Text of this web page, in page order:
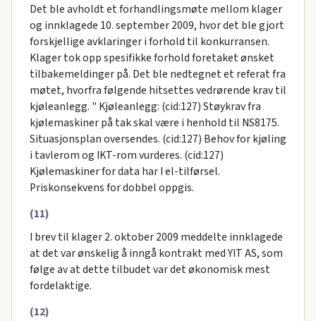
Det ble avholdt et forhandlingsmøte mellom klager
og innklagede 10. september 2009, hvor det ble gjort
forskjellige avklaringer i forhold til konkurransen.
Klager tok opp spesifikke forhold foretaket ønsket
tilbakemeldinger på. Det ble nedtegnet et referat fra
møtet, hvorfra følgende hitsettes vedrørende krav til
kjøleanlegg. " Kjøleanlegg: (cid:127) Støykrav fra
kjølemaskiner på tak skal være i henhold til NS8175.
Situasjonsplan oversendes. (cid:127) Behov for kjøling
i tavlerom og IKT-rom vurderes. (cid:127)
Kjølemaskiner for data har I el-tilførsel.
Priskonsekvens for dobbel oppgis.
(11)
I brev til klager 2. oktober 2009 meddelte innklagede
at det var ønskelig å inngå kontrakt med YIT AS, som
følge av at dette tilbudet var det økonomisk mest
fordelaktige.
(12)